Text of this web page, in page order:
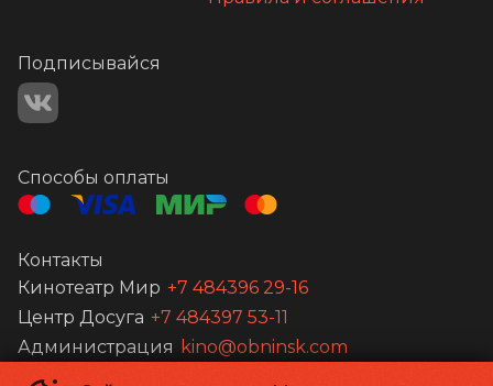
Подписывайся
Способы оплаты
Контакты
Кинотеатр Мир +7 484396 29-16
Центр Досуга +7 484397 53-11
Администрация kino@obninsk.com